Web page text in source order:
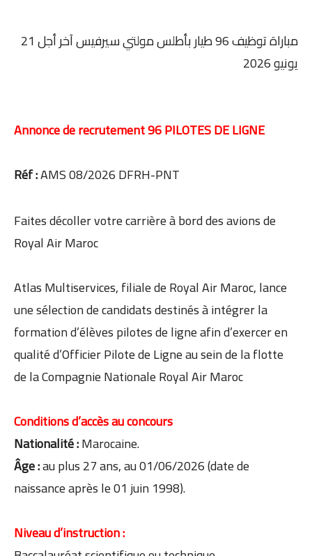
مباراة توظيف 96 طيار بأطلس مولتي سيرفيس آخر أجل 21
يونيو 2026
Annonce de recrutement 96 PILOTES DE LIGNE
Réf :AMS 08/2026 DFRH-PNT
Faites décoller votre carrière à bord des avions de
Royal Air Maroc
Atlas Multiservices, filiale de Royal Air Maroc, lance
une sélection de candidats destinés à intégrer la
formation d’élèves pilotes de ligne afin d’exercer en
qualité d’Officier Pilote de Ligne au sein de la flotte
de la Compagnie Nationale Royal Air Maroc
Conditions d’accès au concours
Nationalité :Marocaine.
Âge :au plus 27 ans, au 01/06/2026 (date de
naissance après le 01 juin 1998).
Niveau d’instruction :